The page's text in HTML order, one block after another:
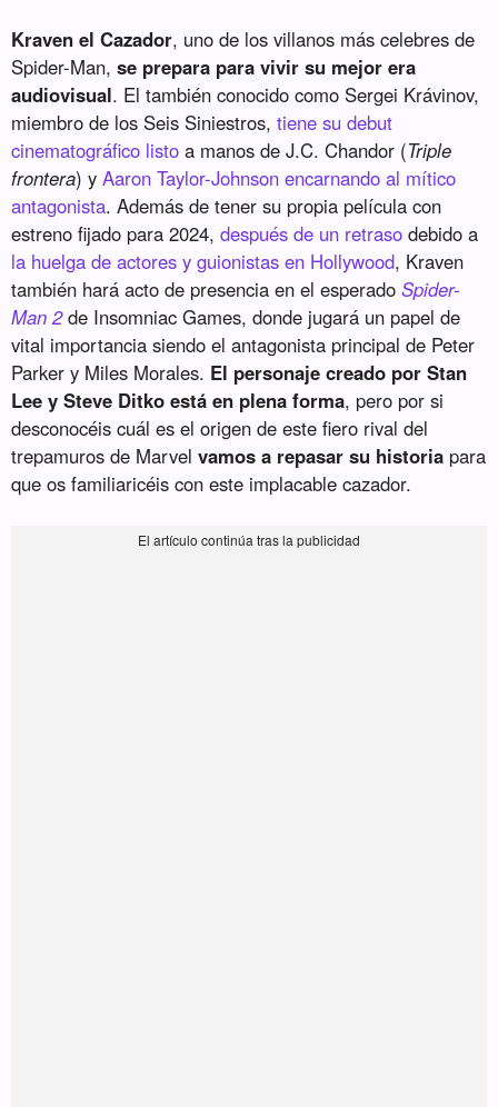
Kraven el Cazador, uno de los villanos más celebres de
Spider-Man,se prepara para vivir su mejor era
audiovisual. El también conocido como Sergei Krávinov,
miembro de los Seis Siniestros,tiene su debut
cinematográfico listo a manos de J.C. Chandor (Triple
frontera) yAaron Taylor-Johnson encarnando al mítico
antagonista. Además de tener su propia película con
estreno fijado para 2024,después de un retraso debido a
la huelga de actores y guionistas en Hollywood, Kraven
también hará acto de presencia en el esperadoSpider-
Man 2de Insomniac Games, donde jugará un papel de
vital importancia siendo el antagonista principal de Peter
Parker y Miles Morales. El personaje creado por Stan
Lee y Steve Ditko está en plena forma, pero por si
desconocéis cuál es el origen de este fiero rival del
trepamuros de Marvelvamos a repasar su historia para
que os familiaricéis con este implacable cazador.